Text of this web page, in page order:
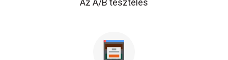
Az A/B tesztelés